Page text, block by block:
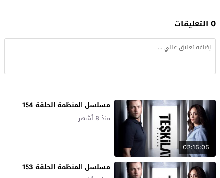
0 التعليقات
02:15:05
مسلسل المنظمة الحلقة 154
منذ 8 أشهر
مسلسل المنظمة الحلقة 153